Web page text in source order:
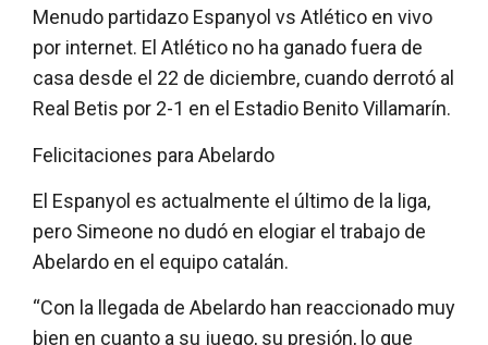
Menudo partidazo Espanyol vs Atlético en vivo
por internet. El Atlético no ha ganado fuera de
casa desde el 22 de diciembre, cuando derrotó al
Real Betis por 2-1 en el Estadio Benito Villamarín.
Felicitaciones para Abelardo
El Espanyol es actualmente el último de la liga,
pero Simeone no dudó en elogiar el trabajo de
Abelardo en el equipo catalán.
“Con la llegada de Abelardo han reaccionado muy
bien en cuanto a su juego, su presión, lo que